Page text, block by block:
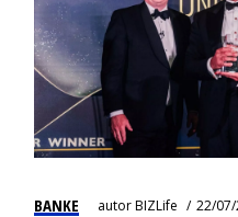
BANKE autorBIZLife 22/